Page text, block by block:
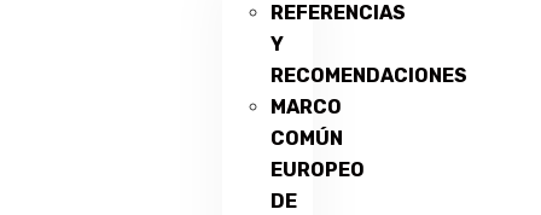
REFERENCIAS
Y
RECOMENDACIONES
MARCO
COMÚN
EUROPEO
DE